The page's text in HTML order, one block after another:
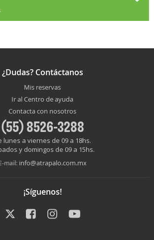
¿Dudas? Contáctanos
Mis reservas
Ir al Centro de ayuda
Contacta con nosotros
(55) 8526-3288
lunes a viernes de 09 a 18hs.
y domingos de 09 a 15hs.
mail: info@atrapalo.com.mx
¡Síguenos!